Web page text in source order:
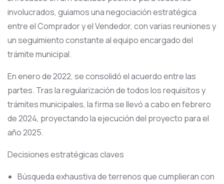
involucrados, guiamos una negociación estratégica
entre el Comprador y el Vendedor, con varias reuniones y
un seguimiento constante al equipo encargado del
trámite municipal.
En enero de 2022, se consolidó el acuerdo entre las
partes. Tras la regularización de todos los requisitos y
trámites municipales, la firma se llevó a cabo en febrero
de 2024, proyectando la ejecución del proyecto para el
año 2025.
Decisiones estratégicas claves
Búsqueda exhaustiva de terrenos que cumplieran con